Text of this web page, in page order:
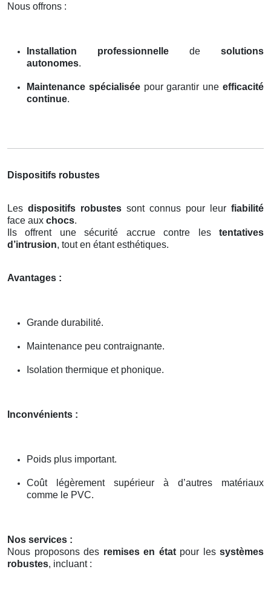
Nous offrons :
Installation professionnelle de solutions
autonomes.
Maintenance spécialiséepour garantir uneefficacité
continue.
Dispositifs robustes
Les dispositifs robustes sont connus pour leur fiabilité
face aux chocs.
Ils offrent une sécurité accrue contre les tentatives
d’intrusion, tout en étant esthétiques.
Avantages :
Grande durabilité.
Maintenance peu contraignante.
Isolation thermique et phonique.
Inconvénients :
Poids plus important.
Coût légèrement supérieur à d’autres matériaux
comme le PVC.
Nos services :
Nous proposons des remises en étatpour les systèmes
robustes, incluant :